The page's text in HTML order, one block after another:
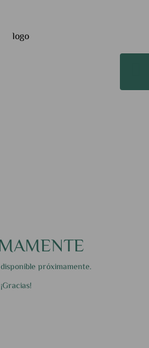
próximamente.
¡Gracias!